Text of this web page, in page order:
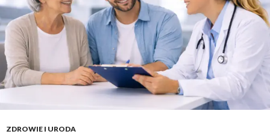
ZDROWIE I URODA